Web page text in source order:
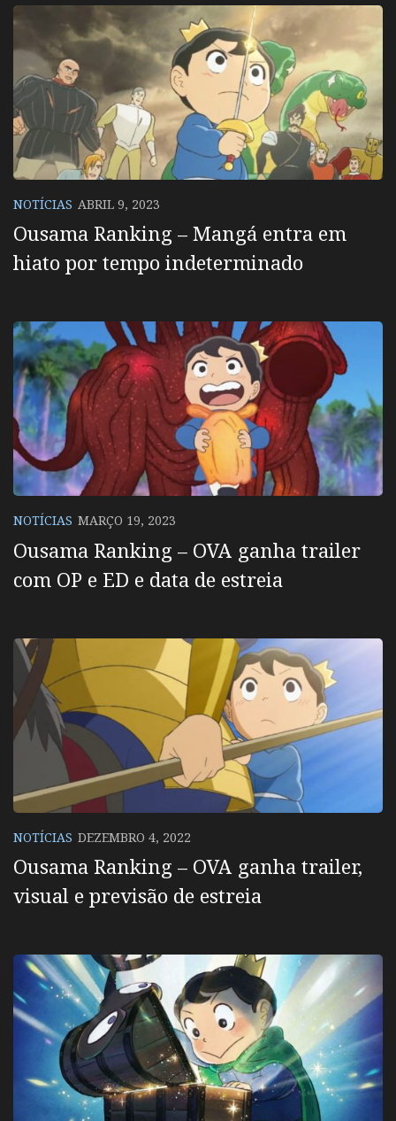
NOTÍCIAS ABRIL 9, 2023
Ousama Ranking – Mangá entra em
hiato por tempo indeterminado
NOTÍCIAS MARÇO 19, 2023
Ousama Ranking – OVA ganha trailer
com OP e ED e data de estreia
NOTÍCIAS DEZEMBRO 4, 2022
Ousama Ranking – OVA ganha trailer,
visual e previsão de estreia